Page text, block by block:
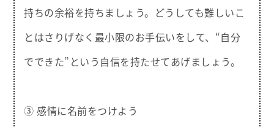
持ちの余裕を持ちましょう。どうしても難しいこ
とはさりげなく最小限のお手伝いをして、“自分
でできた”という自信を持たせてあげましょう。
③ 感情に名前をつけよう